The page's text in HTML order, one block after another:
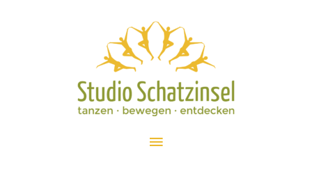
Hauptmenü